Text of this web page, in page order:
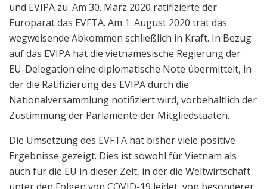
und EVIPA zu. Am 30. März 2020 ratifizierte der
Europarat das EVFTA. Am 1. August 2020 trat das
wegweisende Abkommen schließlich in Kraft. In Bezug
auf das EVIPA hat die vietnamesische Regierung der
EU-Delegation eine diplomatische Note übermittelt, in
der die Ratifizierung des EVIPA durch die
Nationalversammlung notifiziert wird, vorbehaltlich der
Zustimmung der Parlamente der Mitgliedstaaten.
Die Umsetzung des EVFTA hat bisher viele positive
Ergebnisse gezeigt. Dies ist sowohl für Vietnam als
auch für die EU in dieser Zeit, in der die Weltwirtschaft